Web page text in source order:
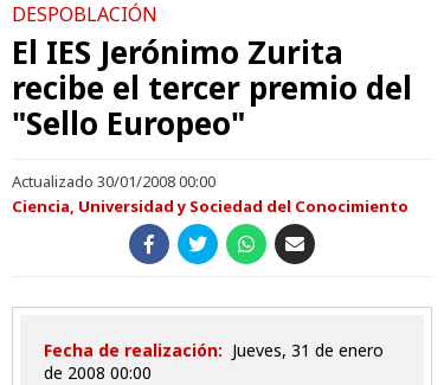
DESPOBLACIÓN
El IES Jerónimo Zurita
recibe el tercer premio del
"Sello Europeo"
Actualizado 30/01/2008 00:00
Ciencia, Universidad y Sociedad del Conocimiento
Fecha de realización: jueves, 31 de enero
de 2008 00:00